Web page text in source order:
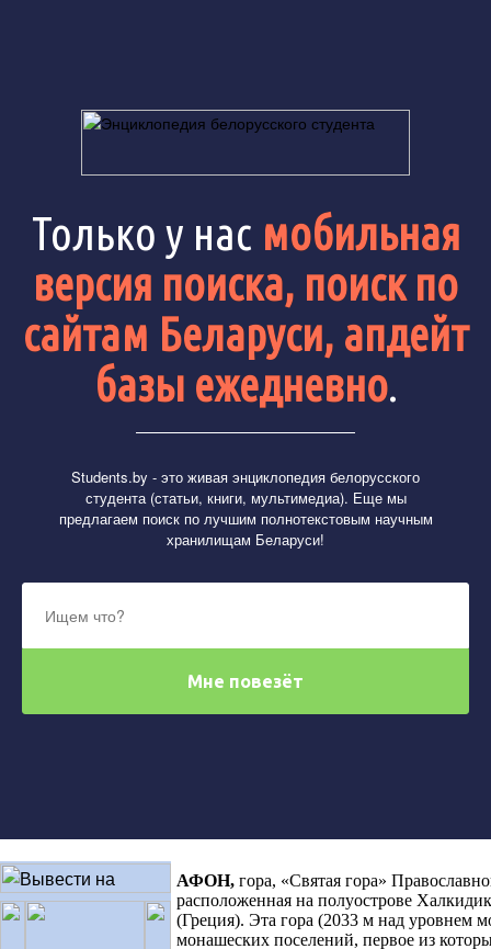
Только у нас мобильная
версия поиска, поиск по
сайтам Беларуси, апдейт
базы ежедневно.
Students.by - это живая энциклопедия белорусского
студента (статьи, книги, мультимедиа). Еще мы
предлагаем поиск по лучшим полнотекстовым научным
хранилищам Беларуси!
АФОН, гора, «Святая гора»
расположенная на полуострове
(Греция). Эта гора (2033 м над уровнем
монашеских поселений, первое из